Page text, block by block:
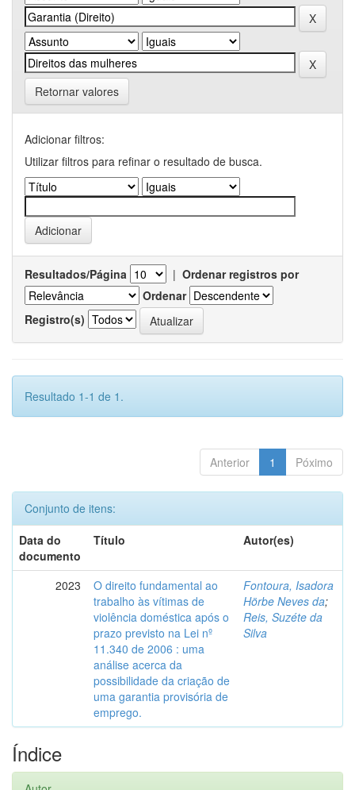
Retornar valores
Adicionar filtros:
Utilizar filtros para refinar o resultado de busca.
Resultados/Página | Ordenar registros por
Ordenar
Registro(s)
Resultado 1-1 de 1.
Anterior 1 Póximo
Conjunto de itens:
Data do
documento
Título Autor(es)
2023
O direito fundamental ao
trabalho às vítimas de
violência doméstica após o
prazo previsto na Lei nº
11.340 de 2006 : uma
análise acerca da
possibilidade da criação de
uma garantia provisória de
emprego.
Fontoura, Isadora
Hörbe Neves da;
Reis, Suzéte da
Silva
Índice